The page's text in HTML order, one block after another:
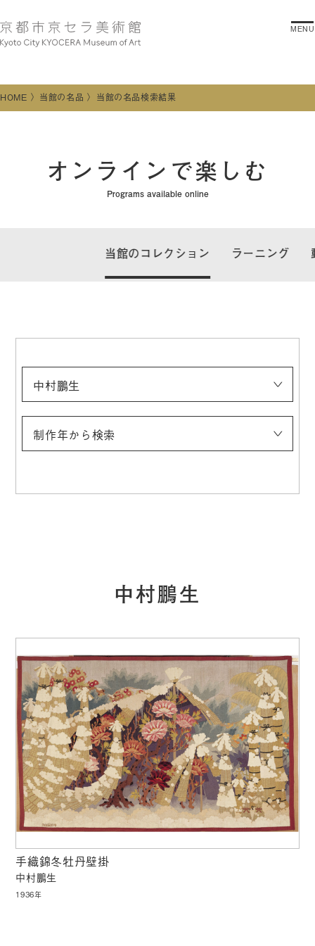
MENU
HOME 当館の名品 当館の名品検索結果
オンラインで楽しむ
Programs available online
当館のコレクション ラーニング
中村鵬生
浅井忠
伊藤快彦
稲垣稔次郎
入江波光
上村松園
太田喜二郎
太田聴雨
奥村霞城
小合友之助
鹿子木孟郎
神坂雪佳
菊池契月
菊池芳文
北野恒富
北脇昇
（五代）清水六兵衞（六和）
幸野楳嶺
木島桜谷
須田国太郎
竹内栖鳳
建畠大夢
玉城末一
田村宗立
都路華香
土田麦僊
都鳥英喜
富岡鉄斎
冨田溪仙
中村研一
中村大三郎
中村鵬生
西村五雲
西山翠嶂
野長瀬晩花
牧野克次
梥本一洋
村上華岳
安井曽太郎
山崎朝雲
山元春挙
制作年から検索
中村鵬生
手織錦冬牡丹壁掛
中村鵬生
1936年